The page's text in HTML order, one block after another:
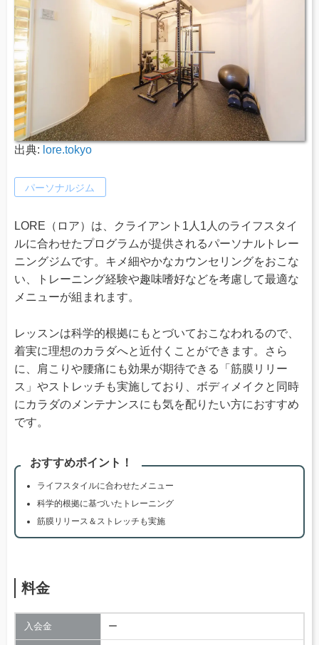
出典: lore.tokyo
パーソナルジム
LORE（ロア）は、クライアント1人1人のライフスタイ
ルに合わせたプログラムが提供されるパーソナルトレー
ニングジムです。キメ細やかなカウンセリングをおこな
い、トレーニング経験や趣味嗜好などを考慮して最適な
メニューが組まれます。
レッスンは科学的根拠にもとづいておこなわれるので、
着実に理想のカラダへと近付くことができます。さら
に、肩こりや腰痛にも効果が期待できる「筋膜リリー
ス」やストレッチも実施しており、ボディメイクと同時
にカラダのメンテナンスにも気を配りたい方におすすめ
です。
おすすめポイント！
ライフスタイルに合わせたメニュー
科学的根拠に基づいたトレーニング
筋膜リリース＆ストレッチも実施
料金
入会金 ー